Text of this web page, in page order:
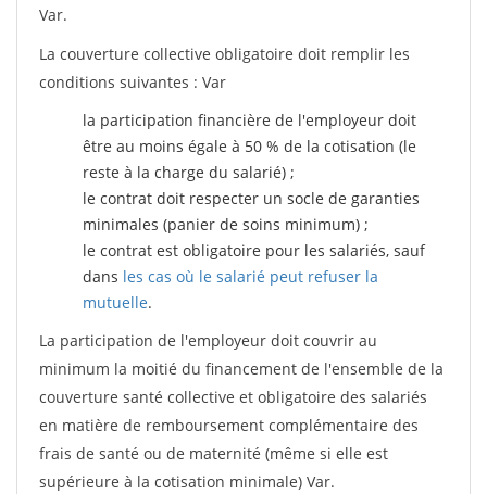
Var.
La couverture collective obligatoire doit remplir les
conditions suivantes : Var
la participation financière de l'employeur doit
être au moins égale à 50 % de la cotisation (le
reste à la charge du salarié) ;
le contrat doit respecter un socle de garanties
minimales (panier de soins minimum) ;
le contrat est obligatoire pour les salariés, sauf
dans les cas où le salarié peut refuser la
mutuelle.
La participation de l'employeur doit couvrir au
minimum la moitié du financement de l'ensemble de la
couverture santé collective et obligatoire des salariés
en matière de remboursement complémentaire des
frais de santé ou de maternité (même si elle est
supérieure à la cotisation minimale) Var.